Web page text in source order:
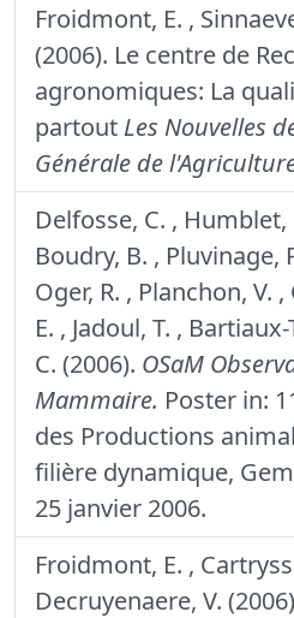
Froidmont, E. ,
(2006). Le centre de
agronomiques: La
partout Les Nouvelles
Générale de
Delfosse, C. , Humblet,
Boudry, B. , Pluvinage,
Oger, R. , Planchon, V.
E. , Jadoul, T. ,
C. (2006). OSaM
Mammaire. Poster in:
des Productions
filière dynamique,
25 janvier 2006.
Froidmont, E. ,
Decruyenaere, V.